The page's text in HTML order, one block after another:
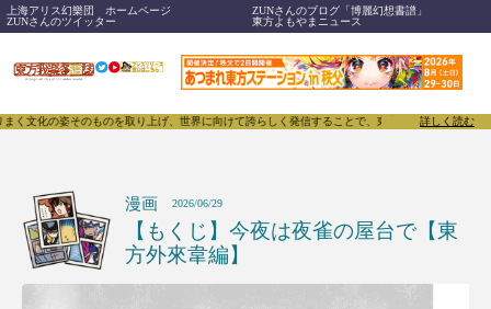
上海アリス幻樂団 ホームページ
ZUNさんのブログ「博麗幻想書譜」
ZUNさんのツイッター
東方よもやまニュース
、世界に向けて誇らしく発信することで、東方Projectのみならず「同人文化」そのものをさら
詳しく読む
漫画 2026/06/29
【もくじ】今夜は夜雀の屋台で【東
方外來韋編】